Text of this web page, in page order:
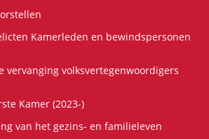
Kamerleden en bewindspersonen
vervanging volksvertegenwoordigers
Kamer (2023-)
van het gezins- en familieleven